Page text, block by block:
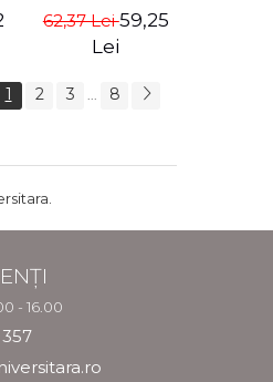
impreuna, iar
altele nu. Editia a
62,37 Lei59,25
Lei
1 2 3 8
- 16.00